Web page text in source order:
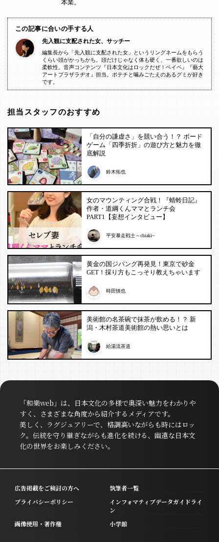
本業。
この記事に合いの手する人
先入観に支配された女、サッチー
編集長から「先入観に支配された女」というリングネームをもらう
くらい頭がかっちかち。頭だけじゃなく体も硬く、一番欲しいのは
柔軟性。音声コンテンツ『日本文化はロックだぜ！ベイベ』『藝大
アートプラザラヂオ』担当。ポテチと噛みごたえのあるグミが好き
です。
担当スタッフのおすすめ
「自分の謙虚さ」を競い合う！？ ボード
ゲーム「四季折折」の遊び方と魅力を徹
底解説
鈴木拓也
女のマウンティング合戦！『蜻蛉日記』
作者・道綱くんママとランチ会
PART1【妄想インタビュー】
平安暴走戦士～chiaki~
黄金の国ジパング再発見！東京で砂金
GET！採り方もこっそり教えちゃいます
時田慎也
美術館の名茶碗で抹茶が飲める！？ 新
潟・木村茶道美術館の熱い思いとは
給湯流茶道
「和樂web」は、日本文化の多様で奥深い魅力をわかりや
すく、さまざまな角度から紹介するメディアです。
美しく、ラグジュアリーで、格調高いながらも時にはロッ
ク。伝統を守り継ぎながらも進化を続ける、幽遠な日本文
化の世界をお楽しみください。
広告掲載をご検討の方へ
執筆者一覧
プライバシーポリシー
インフォマティブデータガイドライ
ン
画像使用・著作権
小学館